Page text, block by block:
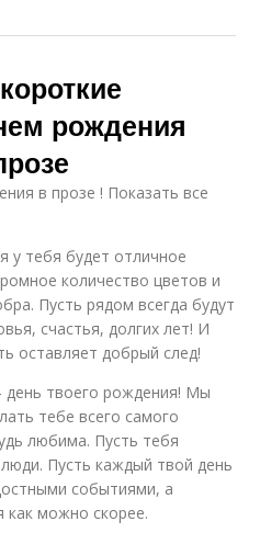
рождения
в прозе ! Показать все
у тебя будет отличное
количество цветов и
Пусть рядом всегда будут
счастья, долгих лет! И
оставляет добрый след!
твоего рождения! Мы
тебе всего самого
любима. Пусть тебя
Пусть каждый твой день
событиями, а
как можно скорее.